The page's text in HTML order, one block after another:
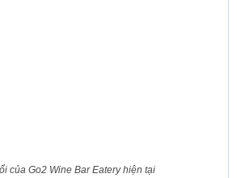
của Go2 Wine Bar Eatery hiện tại